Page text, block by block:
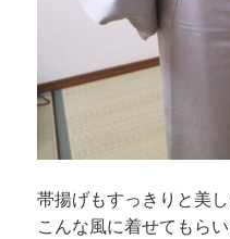
帯揚げもすっきりと美
こんな風に着せてもら